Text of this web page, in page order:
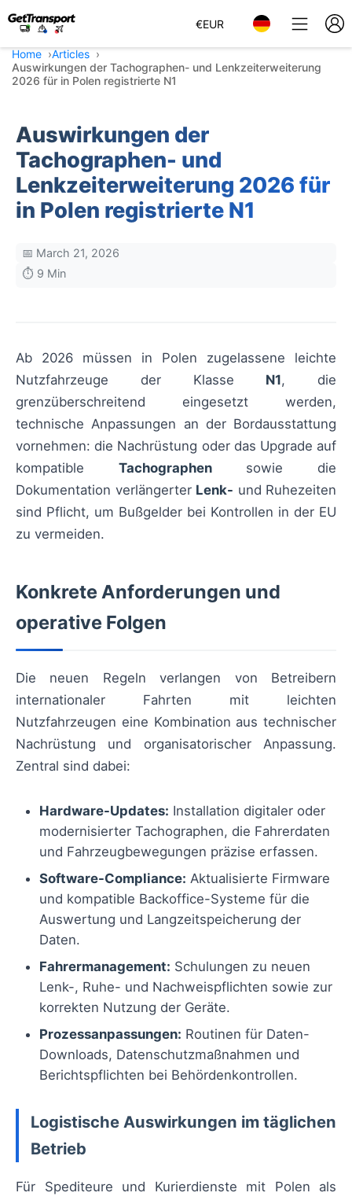
€EUR
Home
Articles
Auswirkungen der Tachographen- und Lenkzeiterweiterung
2026 für in Polen registrierte N1
Auswirkungen der
Tachographen- und
Lenkzeiterweiterung 2026 für
in Polen registrierte N1
📅 March 21, 2026
⏱️ 9 Min
Ab 2026 müssen in Polen zugelassene leichte
Nutzfahrzeuge der Klasse N1, die
grenzüberschreitend eingesetzt werden,
technische Anpassungen an der Bordausstattung
vornehmen: die Nachrüstung oder das Upgrade auf
kompatible Tachographensowie die
Dokumentation verlängerter Lenk- und Ruhezeiten
sind Pflicht, um Bußgelder bei Kontrollen in der EU
zu vermeiden.
Konkrete Anforderungen und
operative Folgen
Die neuen Regeln verlangen von Betreibern
internationaler Fahrten mit leichten
Nutzfahrzeugen eine Kombination aus technischer
Nachrüstung und organisatorischer Anpassung.
Zentral sind dabei:
Hardware-Updates: Installation digitaler oder
modernisierter Tachographen, die Fahrerdaten
und Fahrzeugbewegungen präzise erfassen.
Software-Compliance: Aktualisierte Firmware
und kompatible Backoffice-Systeme für die
Auswertung und Langzeitspeicherung der
Daten.
Fahrermanagement: Schulungen zu neuen
Lenk-, Ruhe- und Nachweispflichten sowie zur
korrekten Nutzung der Geräte.
Prozessanpassungen: Routinen für Daten-
Downloads, Datenschutzmaßnahmen und
Berichtspflichten bei Behördenkontrollen.
Logistische Auswirkungen im täglichen
Betrieb
Für Spediteure und Kurierdienste mit Polen als